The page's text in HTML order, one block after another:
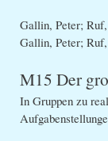
Gallin, Peter;
Gallin, Peter;
M15 Der
In Gruppen zu